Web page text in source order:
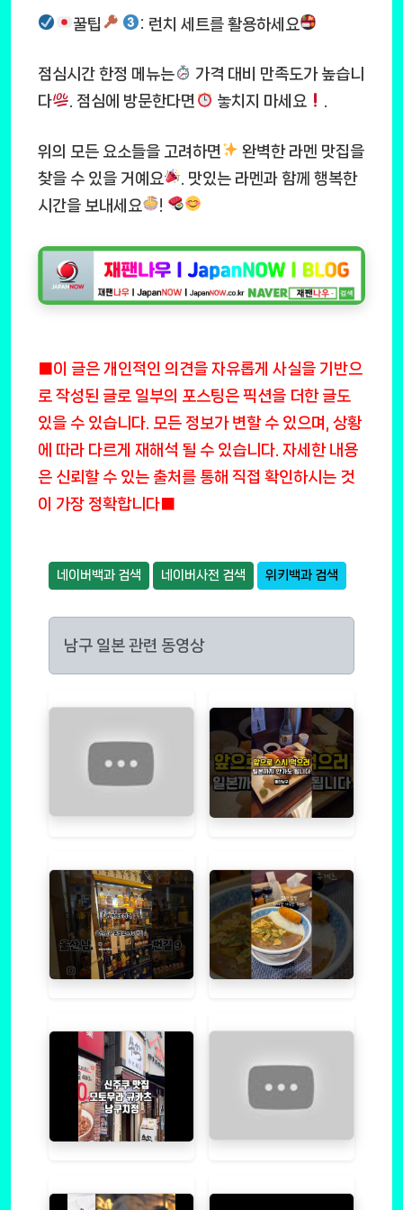
꿀팁 : 런치 세트를 활용하세요
점심시간 한정 메뉴는
가격 대비 만족도가 높습니
다
. 점심에 방문한다면 놓치지 마세요
위의 모든 요소들을 고려하면
완벽한 라멘 맛집을
찾을 수 있을 거예요
. 맛있는 라멘과 함께 행복한
시간을 보내세요
!
■이 글은 개인적인 의견을 자유롭게 사실을 기반으
로 작성된 글로 일부의 포스팅은 픽션을 더한 글도
있을 수 있습니다. 모든 정보가 변할 수 있으며, 상황
에 따라 다르게 재해석 될 수 있습니다. 자세한 내용
은 신뢰할 수 있는 출처를 통해 직접 확인하시는 것
이 가장 정확합니다■
네이버백과 검색 네이버사전 검색 위키백과 검색
남구 일본 관련 동영상